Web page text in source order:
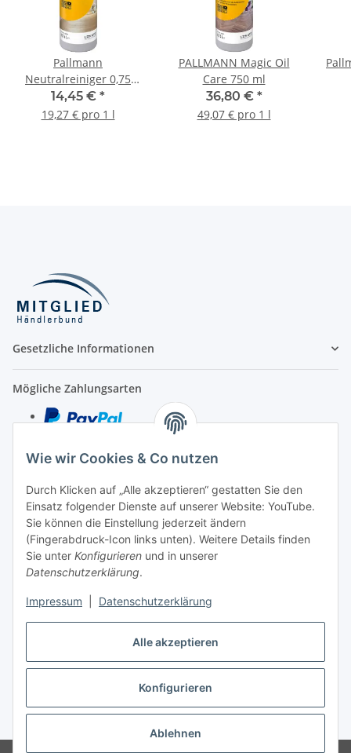
Alle akzeptieren
Konfigurieren
Ablehnen
Wie wir Cookies & Co nutzen
Durch Klicken auf „Alle akzeptieren“ gestatten Sie den
Einsatz folgender Dienste auf unserer Website: YouTube.
Sie können die Einstellung jederzeit ändern
(Fingerabdruck-Icon links unten). Weitere Details finden
Sie unter Konfigurieren und in unserer
Datenschutzerklärung.
Impressum Datenschutzerklärung
Pallmann
Neutralreiniger 0,75
Liter
14,45 € *
19,27 € pro 1 l
PALLMANN Magic Oil
Care 750 ml
36,80 € *
49,07 € pro 1 l
Gesetzliche Informationen
Mögliche Zahlungsarten
Rechnung
Vorkasse
Unser Versandpartner
Vertrag widerrufen
* Alle Preise inkl. gesetzlicher USt., zzgl.